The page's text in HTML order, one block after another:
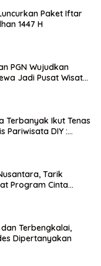
Paket Iftar
1447 H
PGN Wujudkan
Jadi Pusat Wisata
Terbanyak Ikut Tenas
Pariwisata DIY :
Tarik
Program Cinta
Terbengkalai,
Dipertanyakan